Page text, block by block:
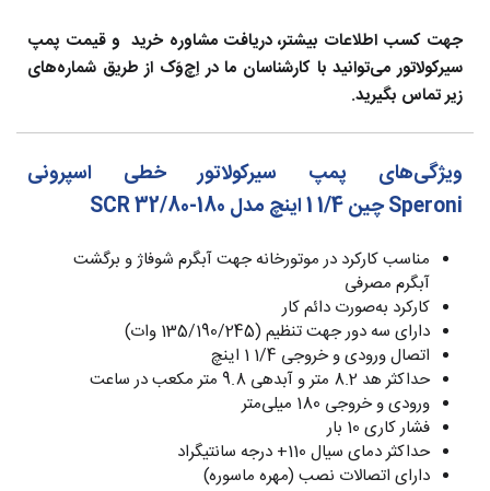
جهت کسب اطلاعات بیشتر، دریافت مشاوره خرید و قیمت پمپ
سیرکولاتور می‌توانید با کارشناسان ما در اِچ‌وَک از طریق شماره‌های
زیر تماس بگیرید.
ویژگی‌های پمپ سیرکولاتور خطی اسپرونی
Speroni چین 1/4 1 اینچ مدل SCR 32/80-180
مناسب کارکرد در موتورخانه جهت آبگرم شوفاژ و برگشت
آبگرم مصرفی
کارکرد به‌صورت دائم کار
دارای سه دور جهت تنظیم (135/190/245 وات)
اتصال ورودی و خروجی 1/4 1 اینچ
حداکثر هد 8.2 متر و آبدهی 9.8 متر مکعب در ساعت
ورودی و خروجی 180 میلی‌متر
فشار کاری 10 بار
حداکثر دمای سیال 110+ درجه سانتیگراد
دارای اتصالات نصب (مهره ماسوره)